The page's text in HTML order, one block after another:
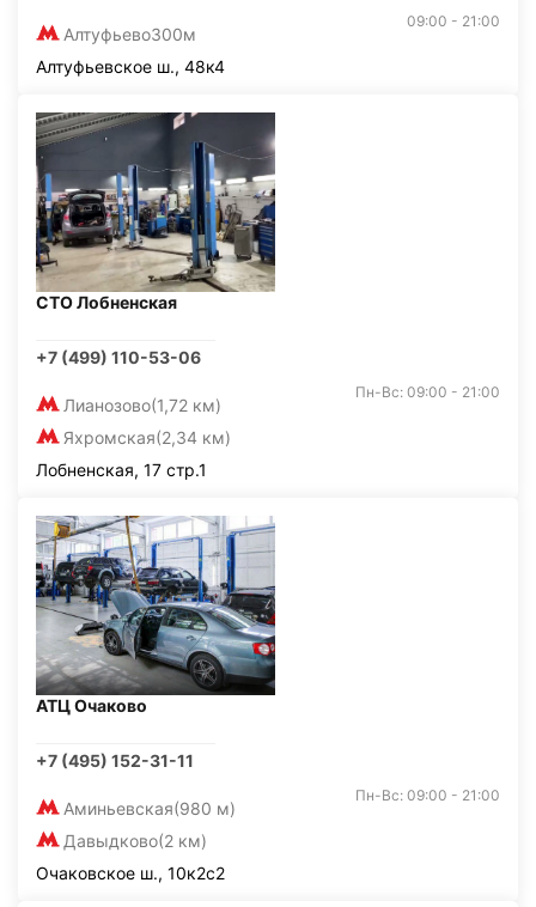
Алтуфьево300м
09:00 - 21:00
Алтуфьевское ш., 48к4
СТО Лобненская
+7 (499) 110-53-06
Лианозово(1,72 км)
Яхромская(2,34 км)
Пн-Вс: 09:00 - 21:00
Лобненская, 17 стр.1
АТЦ Очаково
+7 (495) 152-31-11
Аминьевская(980 м)
Давыдково(2 км)
Пн-Вс: 09:00 - 21:00
Очаковское ш., 10к2с2